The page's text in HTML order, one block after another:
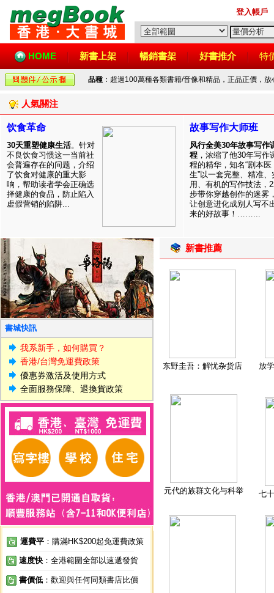
登入帳戶
HOME 新書上架 暢銷書架 好書推介 特
品種 ：超過100萬種各類書籍/音像和精品，正品正價，
人氣關注
饮食革命
30天重塑健康生活。针对
不良饮食习惯这一当前社
会普遍存在的问题，介绍
了饮食对健康的重大影
响，帮助读者学会正确选
择健康的食品，防止陷入
虚假营销的陷阱...
故事写作大师班
风行全美30年故事写作
程 ，浓缩了他30年写作
程的精华，知名“剧本医
生”以一套完整、精准、
用、有机的写作技法，
步带你穿越创作的迷雾
让创意进化成别人写不
来的好故事！……...
書城快訊
我系新手，如何購買？
香港/台灣免運費政策
優惠券激活及使用方式
全面服務保障、退換貨政策
運費平 ：購滿HK$200起免運費政策
速度快 ：全港範圍全部以速遞發貨
書價低 ：歡迎與任何同類書店比價
新書推薦
东野圭吾：解忧杂货店 放
元代的族群文化与科举 七